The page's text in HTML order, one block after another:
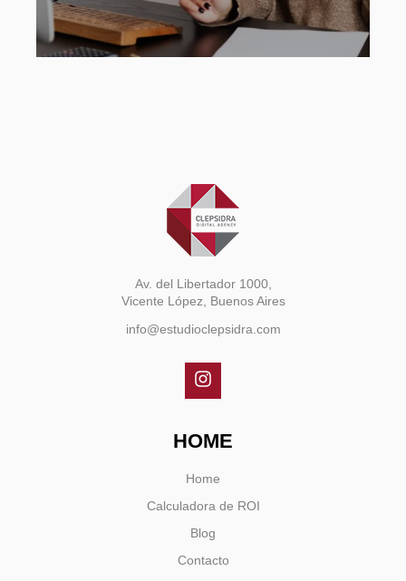
Av. del Libertador 1000,
Vicente López, Buenos Aires
info@estudioclepsidra.com
HOME
Home
Calculadora de ROI
Blog
Contacto